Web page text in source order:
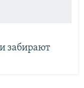
забирают